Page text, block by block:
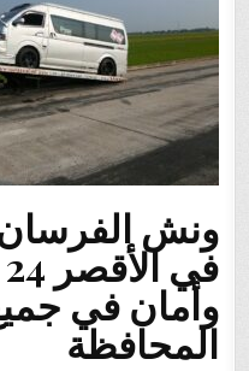
ونش الفرسان
وأمان في
المحافظة